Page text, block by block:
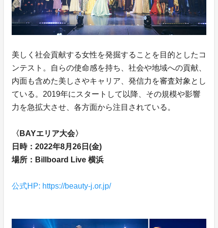
美しく社会貢献する女性を発掘することを目的としたコ
ンテスト。自らの使命感を持ち、社会や地域への貢献、
内面も含めた美しさやキャリア、発信力を審査対象とし
ている。2019年にスタートして以降、その規模や影響
力を急拡大させ、各方面から注目されている。
〈BAYエリア大会〉
日時：2022年8月26日(金)
場所：Billboard Live 横浜
公式HP: https://beauty-j.or.jp/